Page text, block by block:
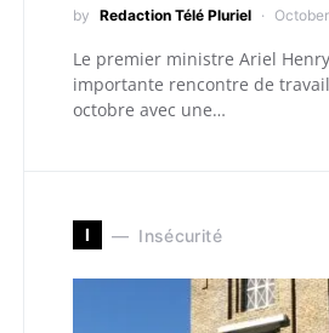
by Redaction Télé Pluriel
Le premier ministre Ariel
importante rencontre de
octobre avec une…
I Insécurité